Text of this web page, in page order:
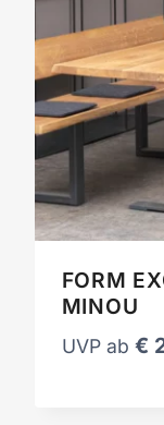
FORM
MINOU
UVP ab €